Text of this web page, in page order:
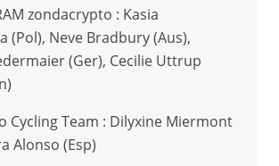
zondacrypto : Kasia
(Pol), Neve Bradbury (Aus),
(Ger), Cecilie Uttrup
Cycling Team : Dilyxine Miermont
Alonso (Esp)